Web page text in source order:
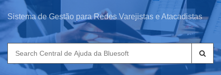
Sistema de Gestão para Redes Varejistas e Atacadistas
Search
for: